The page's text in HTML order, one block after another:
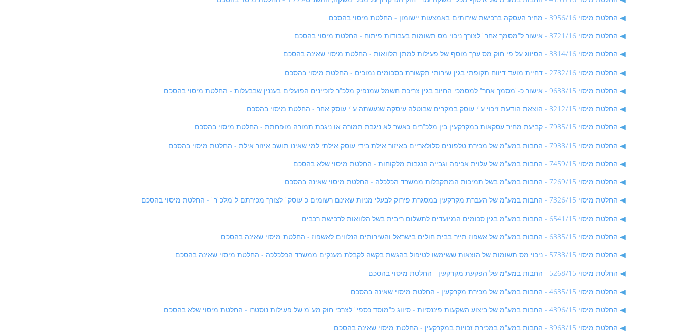
החלטת מיסוי 3956/16 - מחיר העסקה ברכישת שירותים באמצעות יישומון - החלטת מיסוי בהסכם
החלטת מיסוי 3721/16 - אישור ל"מסמך אחר" לצורך ניכוי מס תשומות בעבודות פיתוח - החלטת מיסוי בהסכם
החלטת מיסוי 3314/16 - הסיווג על פי חוק מס ערך מוסף של פעילות למתן הלוואות - החלטת מיסוי שאינה בהסכם
החלטת מיסוי 2782/16 - דחיית מועד דיווח תקופתי בגין שירותי תקשורת בסכומים נמוכים - החלטת מיסוי בהסכם
החלטת מיסוי 9638/15 - אישור כ-"מסמך אחר" למסמכי החיוב בגין צריכת חשמל שמנפיק מלכ"ר לזכיינים הפועלים בעננין שבבעלות - החלטת מיסוי בהסכם
החלטת מיסוי 8212/15 - הוצאת הודעת זיכוי ע"י עוסק במקרים שבוטלה עיסקה שנעשתה ע"י עוסק אחר - החלטת מיסוי בהסכם
החלטת מיסוי 7985/15 - קביעת מחיר עסקאות במקרקעין בין מלכ"רים כאשר לא ניגבת תמורה או ניגבת תמורה מופחתת - החלטת מיסוי בהסכם
החלטת מיסוי 7938/15 - החבות במע"מ של מכירת טלפונים סלולאריים באיזור אילת בידי עוסק אילתי למי שאינו תושב איזור אילת - החלטת מיסוי בהסכם
החלטת מיסוי 7459/15 - החבות במע"מ של עלוית אכיפה וגבייה הנגבות מלקוחות - החלטת מיסוי שלא בהסכם
החלטת מיסוי 7269/15 - החבות במע"מ בשל תמיכות המתקבלות ממשרד הכלכלה - החלטת מיסוי שאינה בהסכם
החלטת מיסוי 7326/15 - החבות במע"מ של העברת מקרקעין במסגרת פירוק לבעלי מניות שאינם רשומים כ"עוסק" לצורך מכירתם ל"מלכ"ר" - החלטת מיסוי בהסכם
החלטת מיסוי 6541/15 - החבות במע"מ בגין סכומים המיועדים לתשלום ריבית בשל הלוואות לרכישת רכבים
החלטת מיסוי 6385/15 - החבות במע"מ של אשפוז תייר בבית חולים בישראל והשירותים הנלווים לאשפוז - החלטת מיסוי שאינה בהסכם
החלטת מיסוי 5738/15 - ניכוי מס תשומות של הוצאות ששימשו לטיפול בהגשת בקשה לקבלת מענקים ממשרד הכלכלכה - החלטת מיסוי שאינה בהסכם
החלטת מיסוי 5268/15 - החבות במע"מ של הפקעת מקרקעין - החלטת מיסוי בהסכם
החלטת מיסוי 4635/15 - החבות במע"מ של מכירת מקרקעין - החלטת מיסוי שאינה בהסכם
החלטת מיסוי 4396/15 - החבות במע"מ של ביצוע השקעות פיננסיות - סיווג כ"מוסד כספי" לצרכי חוק מע"מ של פעילות נוסטרו - החלטת מיסוי שלא בהסכם
החלטת מיסוי 3963/15 - החבות במע"מ במכירת זכויות במקרקעין - החלטת מיסוי שאינה בהסכם